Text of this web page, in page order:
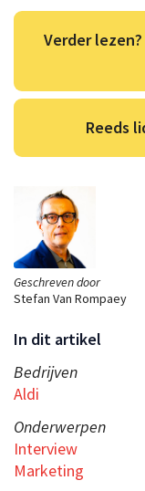
Geschreven door
Stefan Van Rompaey
In dit artikel
Bedrijven
Aldi
Onderwerpen
Interview
Marketing
Verder
Reeds